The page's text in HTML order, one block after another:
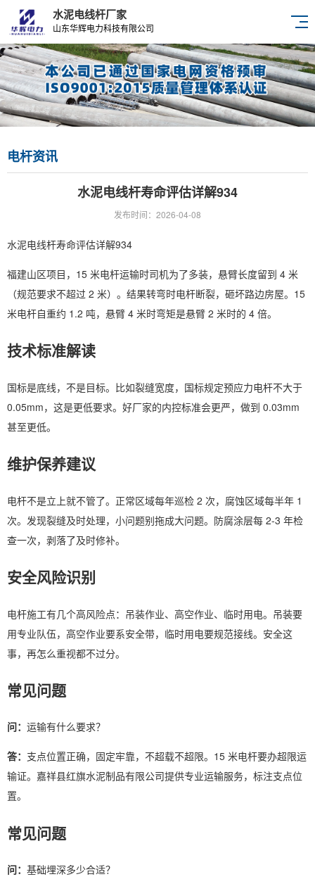
水泥电线杆厂家
山东华辉电力科技有限公司
电杆资讯
水泥电线杆寿命评估详解934
发布时间：2026-04-08
水泥电线杆寿命评估详解934
福建山区项目，15 米电杆运输时司机为了多装，悬臂长度留到 4 米
（规范要求不超过 2 米）。结果转弯时电杆断裂，砸坏路边房屋。15
米电杆自重约 1.2 吨，悬臂 4 米时弯矩是悬臂 2 米时的 4 倍。
技术标准解读
国标是底线，不是目标。比如裂缝宽度，国标规定预应力电杆不大于
0.05mm，这是更低要求。好厂家的内控标准会更严，做到 0.03mm
甚至更低。
维护保养建议
电杆不是立上就不管了。正常区域每年巡检 2 次，腐蚀区域每半年 1
次。发现裂缝及时处理，小问题别拖成大问题。防腐涂层每 2-3 年检
查一次，剥落了及时修补。
安全风险识别
电杆施工有几个高风险点：吊装作业、高空作业、临时用电。吊装要
用专业队伍，高空作业要系安全带，临时用电要规范接线。安全这
事，再怎么重视都不过分。
常见问题
问： 运输有什么要求？
答： 支点位置正确，固定牢靠，不超载不超限。15 米电杆要办超限运
输证。嘉祥县红旗水泥制品有限公司提供专业运输服务，标注支点位
置。
常见问题
问： 基础埋深多少合适？